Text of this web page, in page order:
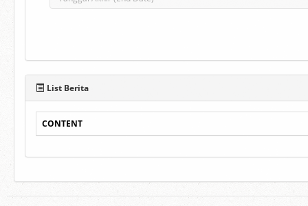
List Berita
CONTENT